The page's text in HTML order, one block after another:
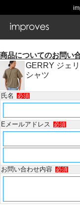
商品についてのお問い
GERRY ジェ
シャツ
氏名 必須
Eメールアドレス 必須
お問い合わせ内容
必須